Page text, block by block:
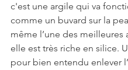
c'est une argile qui va
comme un buvard sur la
même l’une des meilleures
elle est très riche en silice.
pour bien entendu enlever